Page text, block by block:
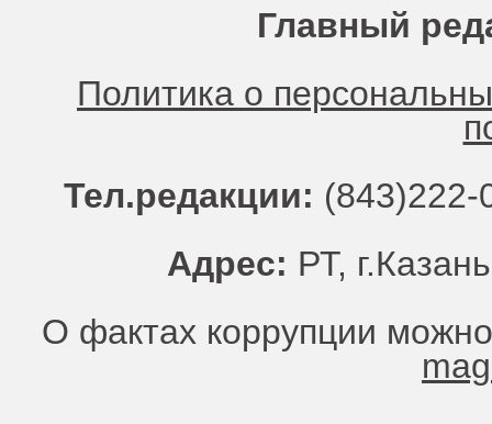
Главный
Политика о
Тел.редакции:
Адрес: РТ,
О фактах коррупции